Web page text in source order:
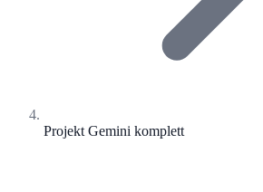
Projekt Gemini komplett